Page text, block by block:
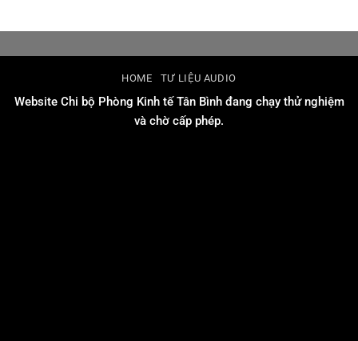
HOME TƯ LIỆU AUDIO
Website Chi bộ Phòng Kinh tế Tân Bình đang chạy thử nghiệm
và chờ cấp phép.